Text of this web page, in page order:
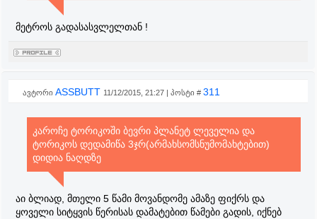
მეტროს გადასასვლელთან !
ავტორი ASSBUTT 11/12/2015, 21:27 | პოსტი # 311
კაროჩე ტორიკოში ბევრი პლანეტ ლეველია და
ტორიკოს დედამიწა 3ჯრ(არმახსომსნუმომახტებით)
დიდია ნაღდზე
აი ბლიად, მთელი 5 წამი მოვანდომე ამაზე ფიქრს და
ყოველი სიტყვის წერისას დამატებით წამები გადის, იქნებ